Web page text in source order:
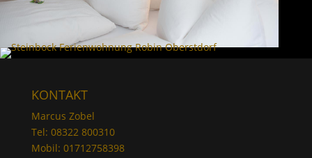
KONTAKT
Marcus Zobel
Tel: 08322 800310
Mobil: 01712758398